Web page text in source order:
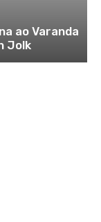
ao Varanda
Jolk